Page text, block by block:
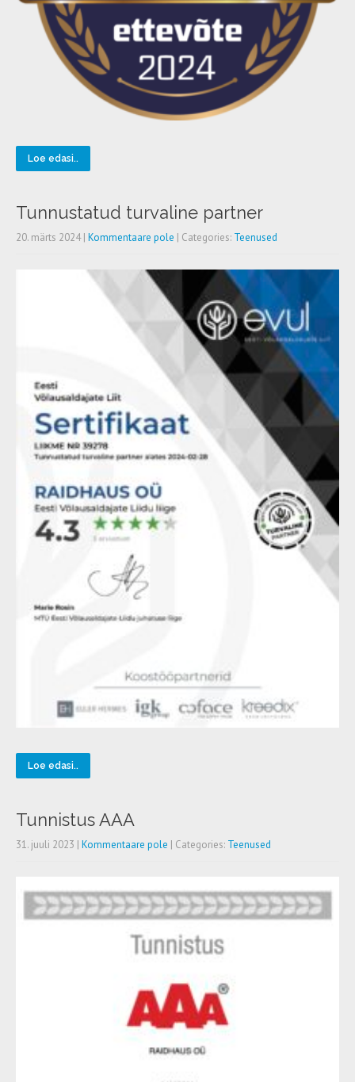
Loe edasi..
Tunnustatud turvaline partner
20. märts 2024 | Kommentaare pole | Categories: Teenused
Loe edasi..
Tunnistus AAA
31. juuli 2023 | Kommentaare pole | Categories: Teenused